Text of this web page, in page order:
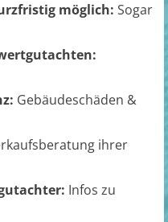
möglich: Sogar
Gebäudeschäden &
ihrer
Infos zu